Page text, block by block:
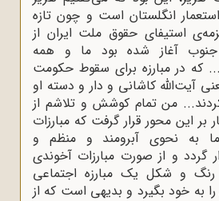
انگلستان است و چون تازه
استیفای حقوق ملت ایران از
آغاز شده بود ما و همه
که در مبارزه برای سقوط حکومت
آیت‌الله کاشانی و دار و دسته او
من تمام کوشش و تلاشم از
بر این محور قرار گرفت که مبارزات
به نحوی آبرومند و منظم و
گردد و از صورت مبارزات آخوندی
و شکل یک مبارزه اجتماعی
به خود بگیرد و بدیهی است که از